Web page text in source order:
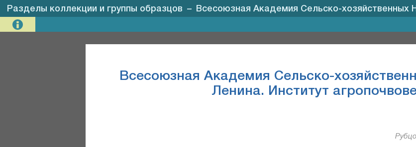
Разделы коллекции и группы образцов – Всесоюзная Академия Сельско-хозяйственных Наук
Всесоюзная Академия Сельско-
Ленина. Институт